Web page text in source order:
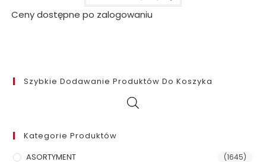
Ceny dostępne po zalogowaniu
Szybkie Dodawanie Produktów Do Koszyka
Kategorie Produktów
ASORTYMENT
(1645)